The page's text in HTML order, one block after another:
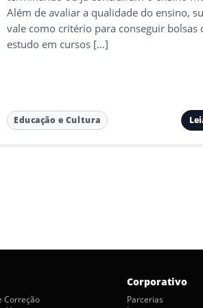
Além de avaliar a qualidade do ensino,
vale como critério para conseguir bolsas
estudo em cursos […]
Educação e Cultura
Correção
Corporativo
Parcerias